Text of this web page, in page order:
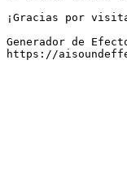
¡Gracias por
Generador de
https://